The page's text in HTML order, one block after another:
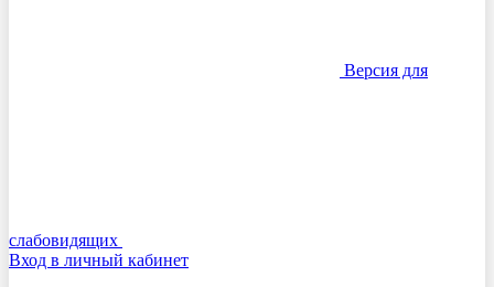
Версия для
слабовидящих
Вход в личный кабинет